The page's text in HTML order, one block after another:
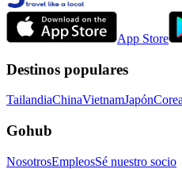
App Store
Destinos populares
TailandiaChinaVietnamJapón
Gohub
NosotrosEmpleosSé nuestro socio